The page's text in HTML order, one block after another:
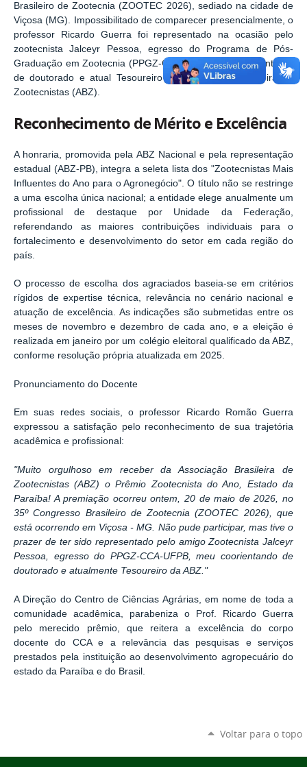
Brasileiro de Zootecnia (ZOOTEC 2026), sediado na cidade de
Viçosa (MG). Impossibilitado de comparecer presencialmente, o
professor Ricardo Guerra foi representado na ocasião pelo
zootecnista Jalceyr Pessoa, egresso do Programa de Pós-
Graduação em Zootecnia (PPGZ-CCA-UFPB), seu coorientador
de doutorado e atual Tesoureiro da Associação Brasileira de
Zootecnistas (ABZ).
Reconhecimento de Mérito e Excelência
A honraria, promovida pela ABZ Nacional e pela representação
estadual (ABZ-PB), integra a seleta lista dos "Zootecnistas Mais
Influentes do Ano para o Agronegócio". O título não se restringe
a uma escolha única nacional; a entidade elege anualmente um
profissional de destaque por Unidade da Federação,
referendando as maiores contribuições individuais para o
fortalecimento e desenvolvimento do setor em cada região do
país.
O processo de escolha dos agraciados baseia-se em critérios
rígidos de expertise técnica, relevância no cenário nacional e
atuação de excelência. As indicações são submetidas entre os
meses de novembro e dezembro de cada ano, e a eleição é
realizada em janeiro por um colégio eleitoral qualificado da ABZ,
conforme resolução própria atualizada em 2025.
Pronunciamento do Docente
Em suas redes sociais, o professor Ricardo Romão Guerra
expressou a satisfação pelo reconhecimento de sua trajetória
acadêmica e profissional:
"Muito orgulhoso em receber da Associação Brasileira de
Zootecnistas (ABZ) o Prêmio Zootecnista do Ano, Estado da
Paraíba! A premiação ocorreu ontem, 20 de maio de 2026, no
35º Congresso Brasileiro de Zootecnia (ZOOTEC 2026), que
está ocorrendo em Viçosa - MG. Não pude participar, mas tive o
prazer de ter sido representado pelo amigo Zootecnista Jalceyr
Pessoa, egresso do PPGZ-CCA-UFPB, meu coorientando de
doutorado e atualmente Tesoureiro da ABZ."
A Direção do Centro de Ciências Agrárias, em nome de toda a
comunidade acadêmica, parabeniza o Prof. Ricardo Guerra
pelo merecido prêmio, que reitera a excelência do corpo
docente do CCA e a relevância das pesquisas e serviços
prestados pela instituição ao desenvolvimento agropecuário do
estado da Paraíba e do Brasil.
Voltar para o topo